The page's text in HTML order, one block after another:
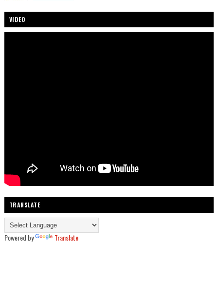
VIDEO
TRANSLATE
Powered by Translate